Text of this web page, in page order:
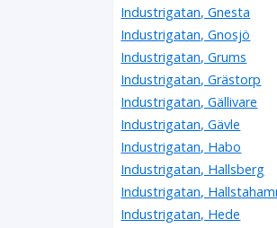
Industrigatan, Gnesta
Industrigatan, Gnosjö
Industrigatan, Grums
Industrigatan, Grästorp
Industrigatan, Gällivare
Industrigatan, Gävle
Industrigatan, Habo
Industrigatan, Hallsberg
Industrigatan,
Industrigatan, Hede